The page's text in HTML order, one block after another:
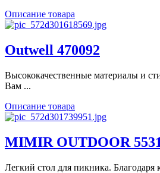
Описание товара
Outwell 470092
Высококачественные материалы и
Вам ...
Описание товара
MIMIR OUTDOOR
Легкий стол для пикника. Благодаря